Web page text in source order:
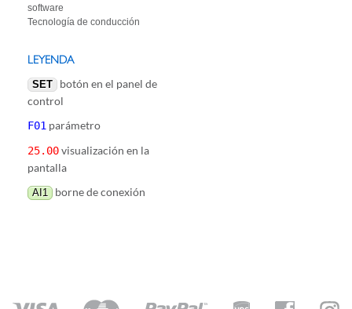
software
Tecnología de conducción
LEYENDA
SET
botón en el panel de
control
F01 parámetro
25.00visualización en la
pantalla
AI1 borne de conexión